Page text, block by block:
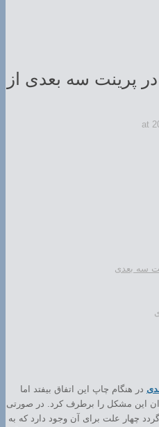
پرینت سه بعدی از
at
سه بعدی
در هنگام چاپ این اتفاق بیفتد اما
این مشکل را برطرف کرد. در صورتی
چهار علت برای آن وجود دارد که به